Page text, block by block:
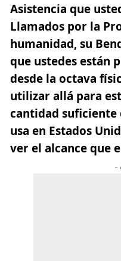
Asistencia que
Llamados por la
humanidad, su
que ustedes están
desde la octava
utilizar allá para
cantidad suficiente
usa en Estados
ver el alcance que
-